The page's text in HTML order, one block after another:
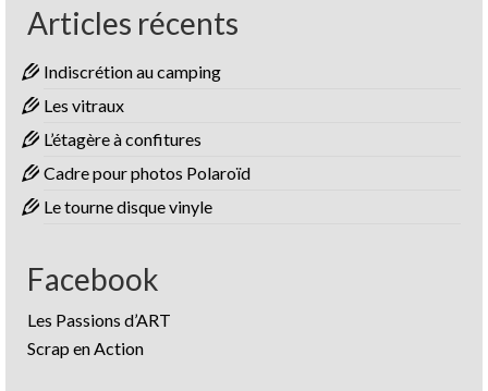
Articles récents
Indiscrétion au camping
Les vitraux
L’étagère à confitures
Cadre pour photos Polaroïd
Le tourne disque vinyle
Facebook
Les Passions d’ART
Scrap en Action